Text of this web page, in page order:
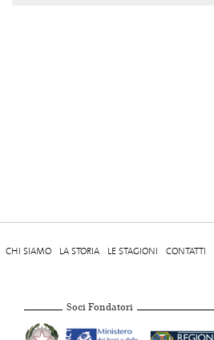
CHI SIAMO LA STORIA LE STAGIONI CONTATTI
Soci Fondatori